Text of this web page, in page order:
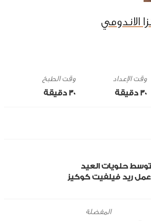
الاندومي
وقت الإعداد
30 ‎دقيقة
وقت الطبخ
30 ‎دقيقة
حلويات العيد
عمل ريد فيلفيت كوكيز
المفضلة